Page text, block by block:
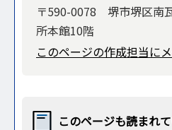
〒590-0078 堺市堺区南
所本館10階
このページの作成担当に
このページも読まれ